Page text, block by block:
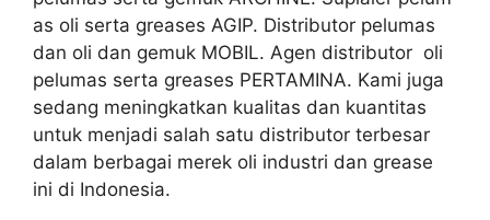
as oli serta greases AGIP. Distributor pelumas
dan oli dan gemuk MOBIL. Agen distributor oli
pelumas serta greases PERTAMINA. Kami juga
sedang meningkatkan kualitas dan kuantitas
untuk menjadi salah satu distributor terbesar
dalam berbagai merek oli industri dan grease
ini di Indonesia.